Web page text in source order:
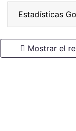
Estadísticas
Mostrar el